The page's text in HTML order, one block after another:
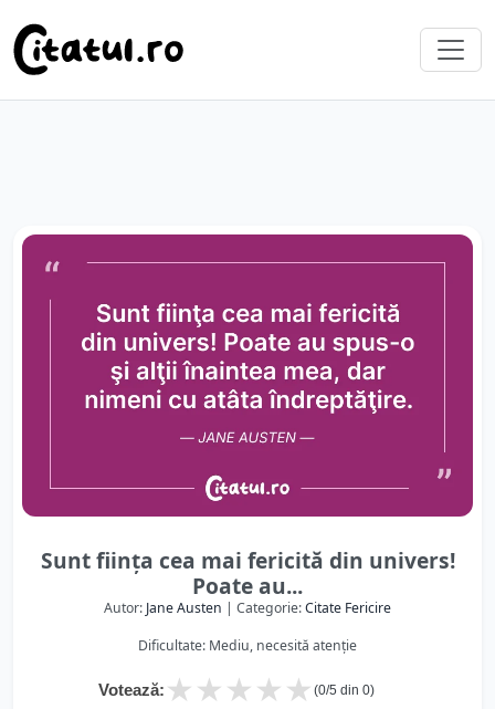
Sunt fiinţa cea mai fericită din univers!
Poate au...
Autor: Jane Austen | Categorie:Citate Fericire
Dificultate: Mediu, necesită atenție
Votează: ★
★
★
★
★ (0/5 din 0)